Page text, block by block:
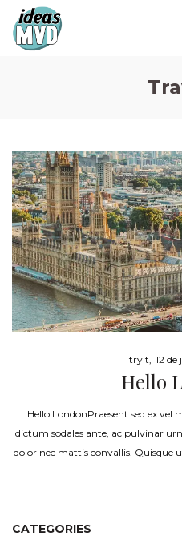
bytryit 12 de
Hello
Hello LondonPraesent sed ex vel
dictum sodales ante, ac pulvinar
dolor nec mattis convallis. Quisque
CATEGORIES